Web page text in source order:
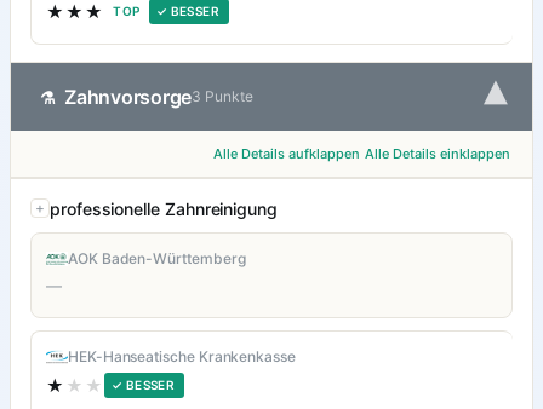
★★★ TOP ✓ BESSER
⚗ Zahnvorsorge3 Punkte ▾
Alle Details aufklappen Alle Details einklappen
professionelle Zahnreinigung
AOK Baden-Württemberg
—
HEK-Hanseatische Krankenkasse
★ ★★ ✓ BESSER